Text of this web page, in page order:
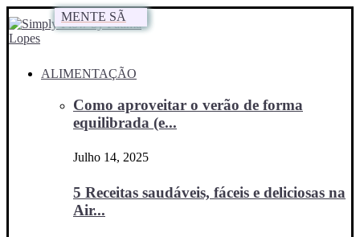
ALIMENTAÇÃO
Como aproveitar o verão de forma
equilibrada (e...
Julho 14, 2025
5 Receitas saudáveis, fáceis e deliciosas na
Air...
MENTE SÃ
MENTE SÃ
MENTE SÃ